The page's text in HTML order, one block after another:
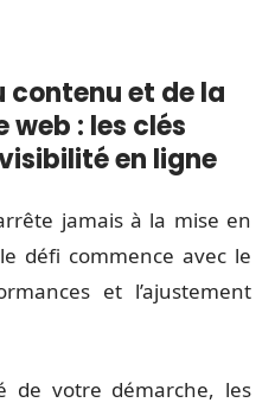
et de la
: les clés
en ligne
jamais à la mise en
défi commence avec le
et l’ajustement
de votre démarche, les